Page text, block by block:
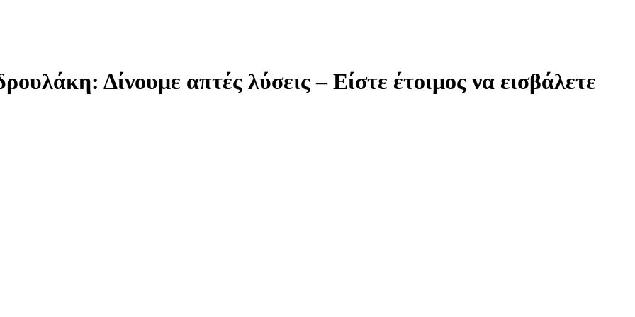
Δίνουμε απτές λύσεις – Είστε έτοιμος να εισβάλετε